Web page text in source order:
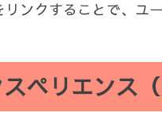
ンクすることで、ユ
ペリエンス